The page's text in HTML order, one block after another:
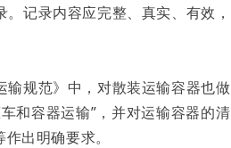
记录内容应完整、真实、有效，
规范》中，对散装运输容器也做
和容器运输”，并对运输容器的清
出明确要求。